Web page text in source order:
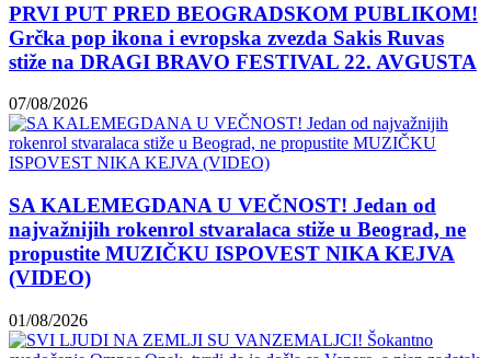
PRVI PUT PRED BEOGRADSKOM PUBLIKOM!
Grčka pop ikona i evropska zvezda Sakis Ruvas
stiže na DRAGI BRAVO FESTIVAL 22. AVGUSTA
07/08/2026
SA KALEMEGDANA U VEČNOST! Jedan od
najvažnijih rokenrol stvaralaca stiže u Beograd, ne
propustite MUZIČKU ISPOVEST NIKA KEJVA
(VIDEO)
01/08/2026